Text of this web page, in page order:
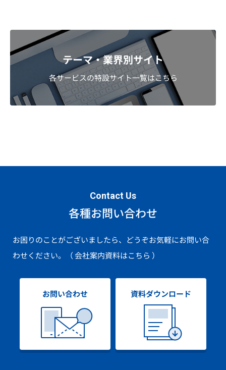
テーマ・業界別サイト
各サービスの特設サイト一覧はこちら
Contact Us
各種お問い合わせ
お困りのことがございましたら、どうぞお気軽にお問い合
わせください。
（ 会社案内資料はこちら ）
お問い合わせ 資料ダウンロード